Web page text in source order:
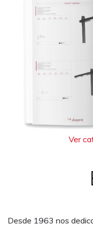
Ver
Desde 1963 nos